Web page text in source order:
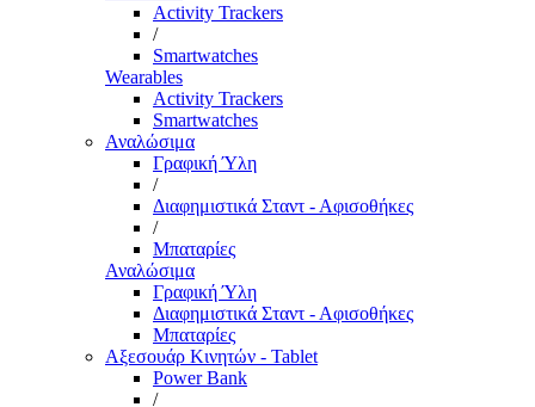
Activity Trackers
/
Smartwatches
Wearables
Activity Trackers
Smartwatches
Αναλώσιμα
Γραφική Ύλη
/
Διαφημιστικά Σταντ - Αφισοθήκες
/
Μπαταρίες
Αναλώσιμα
Γραφική Ύλη
Διαφημιστικά Σταντ - Αφισοθήκες
Μπαταρίες
Αξεσουάρ Κινητών - Tablet
Power Bank
/